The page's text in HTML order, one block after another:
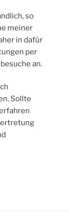
so
meiner
in dafür
per
an.
Sollte